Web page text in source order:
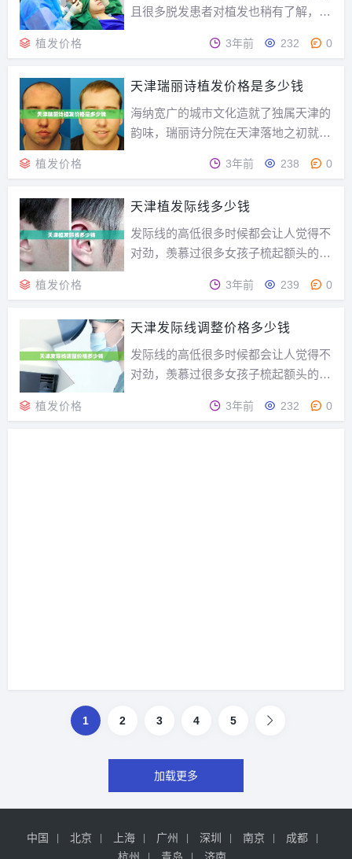
行业的...
且很多脱发患者对植发也稍有了解，有
都想就近做植发手术，但就是不知道天
了解。头发种植是一种表皮层的微创手
术，通过将后枕不受雄性激素的毛囊提
取出来，经过加工分...
植发价格 3年前 232 0
天津瑞丽诗植发价格是多少钱
海纳宽广的城市文化造就了独属天津的
韵味，瑞丽诗分院在天津落地之初就坚
效”的医疗服务。天津瑞丽诗是诊疗项
丽诗植发价格是多少钱？天津瑞丽诗植
发价格是多少钱瑞丽诗是国内知名的连
锁植发专科医院，国...
植发价格 3年前 238 0
天津植发际线多少钱
发际线的高低很多时候都会让人觉得不
对劲，羡慕过很多女孩子梳起额头的头
练，自己却只能通过刘海加以掩饰自己
下定决心通过发际线调整来改变。什么
是发际线调整？发际线的高低、形状，
会对脸型和五官产生...
植发价格 3年前 239 0
天津发际线调整价格多少钱
发际线的高低很多时候都会让人觉得不
对劲，羡慕过很多女孩子梳起额头的头
练，自己却只能通过刘海加以掩饰自己
植发价格 3年前 232 0
1 2 3 4 5
加载更多
中国 北京 上海 广州 深圳 南京
成都